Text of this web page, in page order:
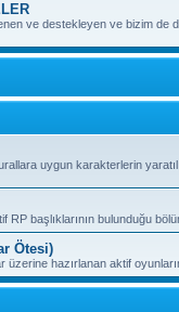
ve destekleyen ve bizim de
uygun karakterlerin
RP başlıklarının bulunduğu
Ötesi)
hazırlanan aktif